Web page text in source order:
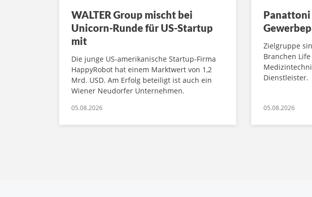
WALTER Group mischt bei
Unicorn-Runde für US-Startup
mit
Die junge US-amerikanische Startup-Firma
HappyRobot hat einem Marktwert von 1,2
Mrd. USD. Am Erfolg beteiligt ist auch ein
Wiener Neudorfer Unternehmen.
05.08.2026
Zielgruppe
Branchen
Dienstleister.
05.08.2026